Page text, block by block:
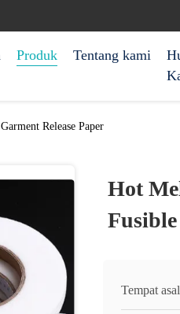
Produk Tentang kami
Release Paper
Hot
Tempat asal